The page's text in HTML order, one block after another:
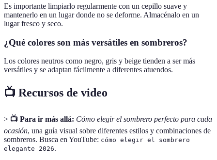
Es importante limpiarlo regularmente con un cepillo suave y
mantenerlo en un lugar donde no se deforme. Almacénalo en un
lugar fresco y seco.
¿Qué colores son más versátiles en sombreros?
Los colores neutros como negro, gris y beige tienden a ser más
versátiles y se adaptan fácilmente a diferentes atuendos.
📺 Recursos de video
> 📺 Para ir más allá: Cómo elegir el sombrero perfecto para cada
ocasión, una guía visual sobre diferentes estilos y combinaciones de
sombreros. Busca en YouTube: cómo elegir el sombrero
elegante 2026.